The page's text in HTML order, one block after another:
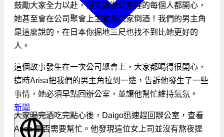
新聞
鼓勵大家全力以赴，但又讓辦公室裡的每個人都開心，
她甚至會在公司聚會上主動為大家倒酒！我們的男主角
是這麼說的，在日本你掘地三尺也找不到比她更好的
人。
這個故事發生在一次公司聚會上，大家都喝得很開心，
這時Arisa把我們的男主角拉到一邊，告訴他發生了一些
事情，她必須早點回辦公室，並讓他幫忙維持氣氛。
大家喝完酒吃完點心後，Daigo迅速趕回辦公室，查看
Arisa 是否需要幫忙。他發現這位女上司並沒有熬夜提